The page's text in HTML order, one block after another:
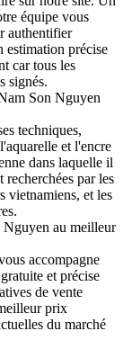
équipe vous
authentifier
précise
car tous les
signés.
Son Nguyen
techniques,
et l'encre
dans laquelle il
par les
vietnamiens, et les
au meilleur
accompagne
et précise
de vente
prix
du marché